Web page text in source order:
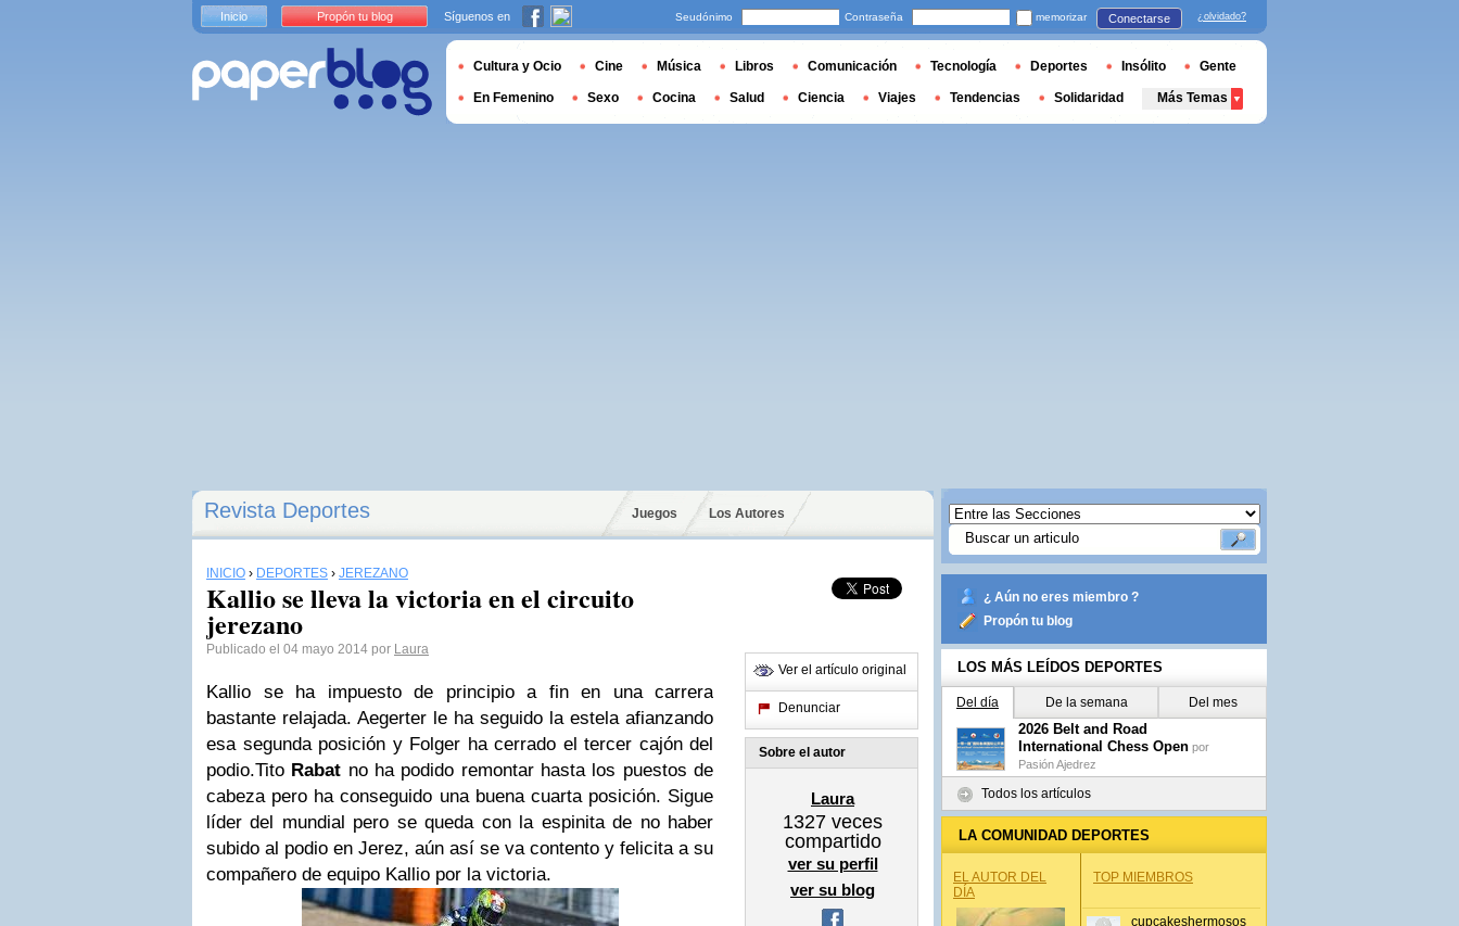
Revista Deportes Juegos Los Autores
INICIO › DEPORTES › JEREZANO
Kallio se lleva la victoria en el circuito
jerezano
Publicado el 04 mayo 2014 por Laura
Kallio se ha impuesto de principio a fin en una carrera
bastante relajada. Aegerter le ha seguido la estela afianzando
esa segunda posición y Folger ha cerrado el tercer cajón del
podio.Tito Rabat no ha podido remontar hasta los puestos de
cabeza pero ha conseguido una buena cuarta posición. Sigue
líder del mundial pero se queda con la espinita de no haber
subido al podio en Jerez, aún así se va contento y felicita a su
compañero de equipo Kallio por la victoria.
Ver el artículo original
Denunciar
Sobre el autor
Laura
1327 veces
compartido
ver su perfil
ver su blog
¿ Aún no eres miembro ?
Propón tu blog
LOS MÁS LEÍDOS DEPORTES
Del día De la semana Del mes
2026 Belt and Road
International Chess Open por
Pasión Ajedrez
Todos los artículos
LA COMUNIDAD DEPORTES
EL AUTOR DEL
DÍA
TOP MIEMBROS
cupcakeshermosos
Inicio Propón tu blog Síguenos en Seudónimo Contraseña memorizar Conectarse ¿olvidado?
Cultura y Ocio Cine Música Libros Comunicación Tecnología Deportes Insólito Gente
En Femenino Sexo Cocina Salud Ciencia Viajes Tendencias Solidaridad Más Temas